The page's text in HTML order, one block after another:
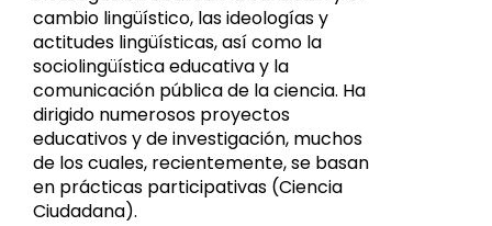
cambio lingüístico, las ideologías y
actitudes lingüísticas, así como la
sociolingüística educativa y la
comunicación pública de la ciencia. Ha
dirigido numerosos proyectos
educativos y de investigación, muchos
de los cuales, recientemente, se basan
en prácticas participativas (Ciencia
Ciudadana).